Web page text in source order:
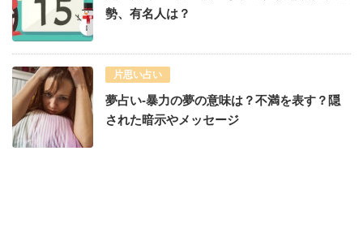
勢、有名人は？
片思い占い
夢占い-暴力の夢の意味は？不満を表す？隠
された暗示やメッセージ